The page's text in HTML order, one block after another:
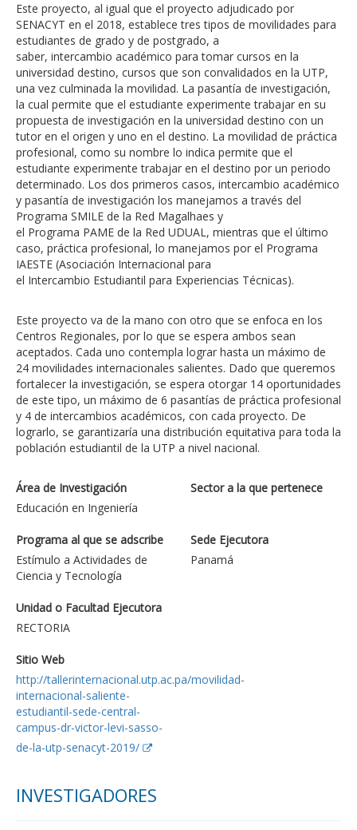
Este proyecto, al igual que el proyecto adjudicado por
SENACYT en el 2018, establece tres tipos de movilidades para
estudiantes de grado y de postgrado, a
saber, intercambio académico para tomar cursos en la
universidad destino, cursos que son convalidados en la UTP,
una vez culminada la movilidad. La pasantía de investigación,
la cual permite que el estudiante experimente trabajar en su
propuesta de investigación en la universidad destino con un
tutor en el origen y uno en el destino. La movilidad de práctica
profesional, como su nombre lo indica permite que el
estudiante experimente trabajar en el destino por un periodo
determinado. Los dos primeros casos, intercambio académico
y pasantía de investigación los manejamos a través del
Programa SMILE de la Red Magalhaes y
el Programa PAME de la Red UDUAL, mientras que el último
caso, práctica profesional, lo manejamos por el Programa
IAESTE (Asociación Internacional para
el Intercambio Estudiantil para Experiencias Técnicas).
Este proyecto va de la mano con otro que se enfoca en los
Centros Regionales, por lo que se espera ambos sean
aceptados. Cada uno contempla lograr hasta un máximo de
24 movilidades internacionales salientes. Dado que queremos
fortalecer la investigación, se espera otorgar 14 oportunidades
de este tipo, un máximo de 6 pasantías de práctica profesional
y 4 de intercambios académicos, con cada proyecto. De
lograrlo, se garantizaría una distribución equitativa para toda la
población estudiantil de la UTP a nivel nacional.
Área de Investigación
Educación en Ingeniería
Sector a la que pertenece
Programa al que se adscribe
Estímulo a Actividades de
Ciencia y Tecnología
Sede Ejecutora
Panamá
Unidad o Facultad Ejecutora
RECTORIA
Sitio Web
http://tallerinternacional.utp.ac.pa/movilidad-
internacional-saliente-
estudiantil-sede-central-
campus-dr-victor-levi-sasso-
de-la-utp-senacyt-2019/
INVESTIGADORES